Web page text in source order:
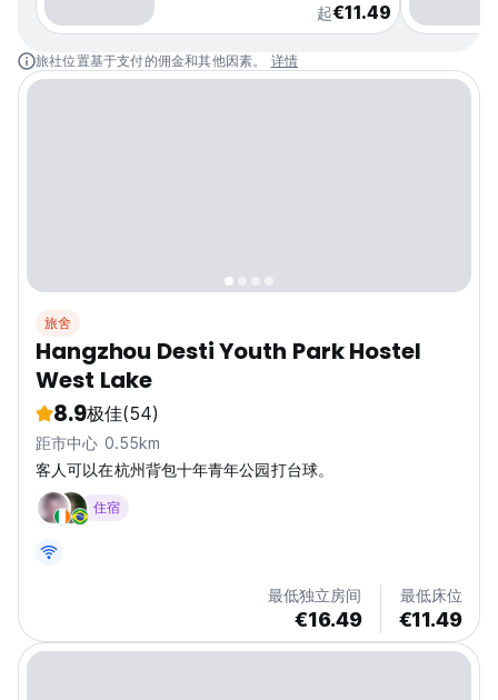
起€11.49
旅社位置基于支付的佣金和其他因素。 详情
旅舍
Hangzhou Desti Youth Park Hostel
West Lake
8.9极佳(54)
距市中心 0.55km
客人可以在杭州背包十年青年公园打台球。
住宿
最低独立房间
€16.49
最低床位
€11.49